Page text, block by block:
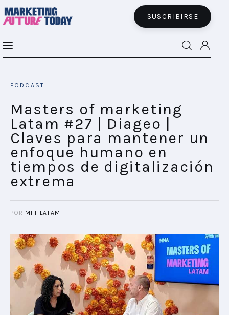
SUSCRIBIRSE
Fin
INSIGHTS
FUTURE BRAND LAB
EVENTOS
CONECTADES
PLAYBOOKS
NOVEDADES DE LOS MIEMBROS
PODCAST
Masters of marketing
Latam #27 | Diageo |
Claves para mantener un
enfoque humano en
tiempos de digitalización
extrema
POR MFT LATAM